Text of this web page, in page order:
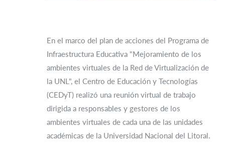
En el marco del plan de acciones del Programa de
Infraestructura Educativa "Mejoramiento de los
ambientes virtuales de la Red de Virtualización de
la UNL", el Centro de Educación y Tecnologías
(CEDyT) realizó una reunión virtual de trabajo
dirigida a responsables y gestores de los
ambientes virtuales de cada una de las unidades
académicas de la Universidad Nacional del Litoral.